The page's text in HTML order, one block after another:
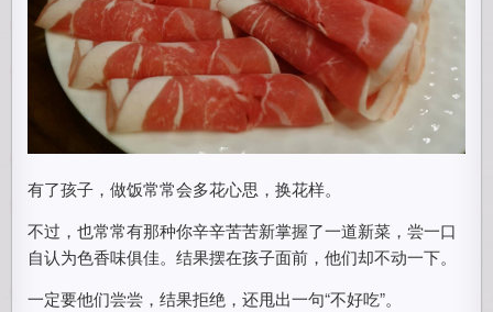
有了孩子，做饭常常会多花心思，换花样。
不过，也常常有那种你辛辛苦苦新掌握了一道新菜，尝一口
自认为色香味俱佳。结果摆在孩子面前，他们却不动一下。
一定要他们尝尝，结果拒绝，还甩出一句“不好吃”。